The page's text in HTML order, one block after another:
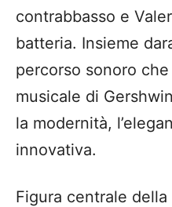
contrabbasso e
batteria. Insieme
percorso sonoro
musicale di
la modernità,
innovativa.
Figura centrale della